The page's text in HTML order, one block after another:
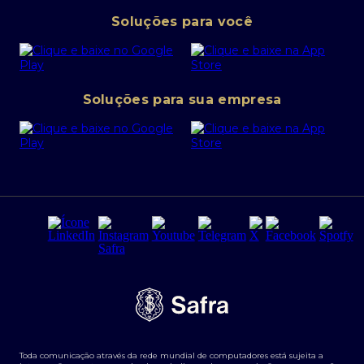
Canal de denúncias
Política de Segurança Cibernética
Portal da Privacidade
PRSAC
Regras e Parâmetros de Atuação Banco Safra
Segurança da Informação
Tarifas e serviços Pessoa Física
Transparência de remuneração
Abra sua conta PJ
SafraPay
Cartão Safra Empresas
Empréstimo e financiamentos PJ
Derivativos
Agronegócios
Soluções para você
Soluções para sua empresa
Toda comunicação através da rede mundial de computadores está sujeita a